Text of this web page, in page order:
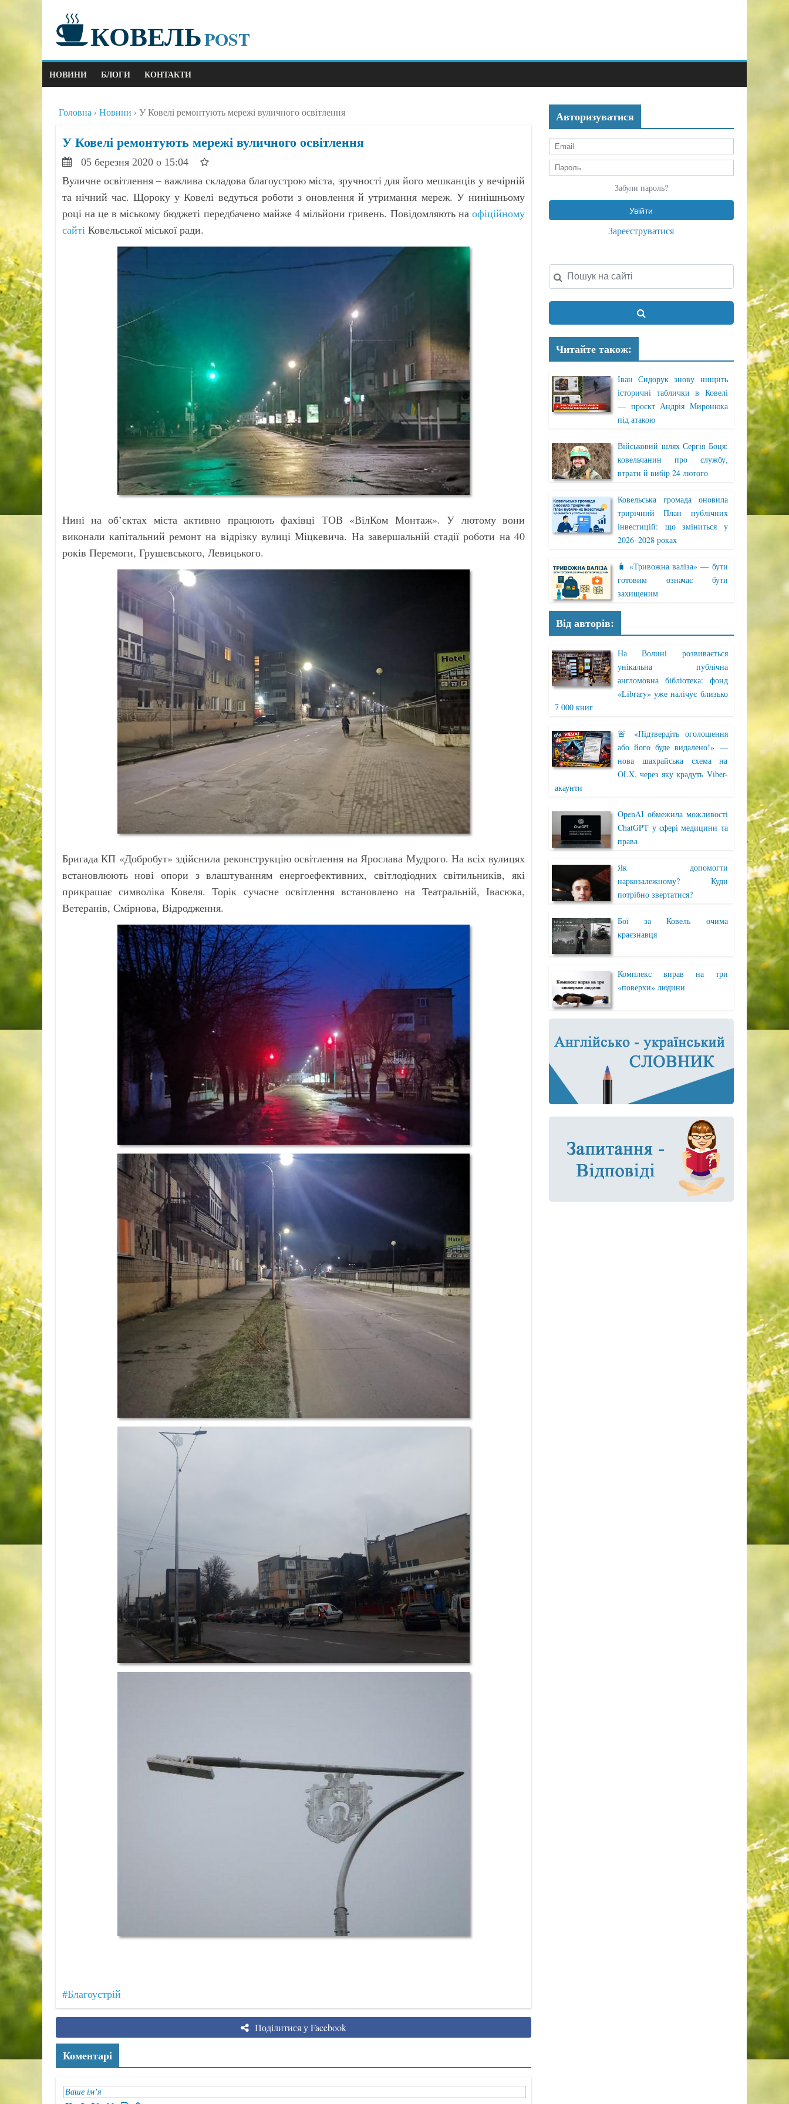
КОВЕЛЬPOST
НОВИНИ БЛОГИ КОНТАКТИ
Головна Новини У Ковелі ремонтують мережі вуличного освітлення
У Ковелі ремонтують мережі вуличного освітлення
05 березня 2020 о 15:04
Вуличне освітлення – важлива складова благоустрою міста, зручності для його мешканців у вечірній
та нічний час. Щороку у Ковелі ведуться роботи з оновлення й утримання мереж. У нинішньому
році на це в міському бюджеті передбачено майже 4 мільйони гривень. Повідомляють наофіційному
сайтіКовельської міської ради.
Нині на об’єктах міста активно працюють фахівці ТОВ «ВілКом Монтаж». У лютому вони
виконали капітальний ремонт на відрізку вулиці Міцкевича. На завершальній стадії роботи на 40
років Перемоги, Грушевського, Левицького.
Бригада КП «Добробут» здійснила реконструкцію освітлення на Ярослава Мудрого. На всіх вулицях
встановлюють нові опори з влаштуванням енергоефективних, світлодіодних світильників, які
прикрашає символіка Ковеля. Торік сучасне освітлення встановлено на Театральній, Івасюка,
Ветеранів, Смірнова, Відродження.
#Благоустрій
Поділитися у Facebook
Коментарі
Авторизуватися
Забули пароль?
Зареєструватися
Читайте також:
Іван Сидорук знову нищить
історичні таблички в Ковелі
— проєкт Андрія Миронюка
під атакою
Військовий шлях Сергія Боця:
ковельчанин про службу,
втрати й вибір 24 лютого
Ковельська громада оновила
трирічний План публічних
інвестицій: що зміниться у
2026–2028 роках
🧳 «Тривожна валіза» — бути
готовим означає бути
захищеним
Від авторів:
На Волині розвивається
унікальна публічна
англомовна бібліотека: фонд
«Library» уже налічує близько
7 000 книг
🚨 «Підтвердіть оголошення
або його буде видалено!» —
нова шахрайська схема на
OLX, через яку крадуть Viber-
акаунти
OpenAI обмежила можливості
ChatGPT у сфері медицини та
права
Як допомогти
наркозалежному? Куди
потрібно звертатися?
Бої за Ковель очима
краєзнавця
Комплекс вправ на три
«поверхи» людини